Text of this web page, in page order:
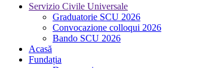
Servizio Civile Universale
Graduatorie SCU 2026
Convocazione colloqui 2026
Bando SCU 2026
Acasă
Fundația